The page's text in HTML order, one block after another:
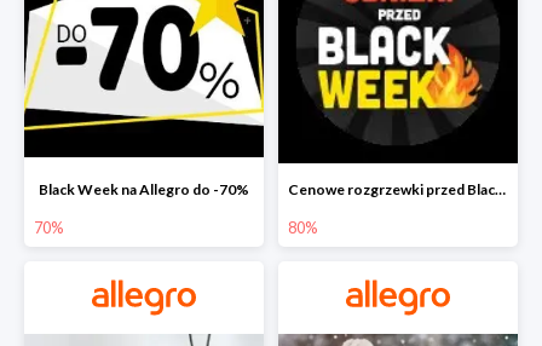
Black Week na Allegro do -70%
70%
Cenowe rozgrzewki przed Black Friday na Allegro do -80%
80%